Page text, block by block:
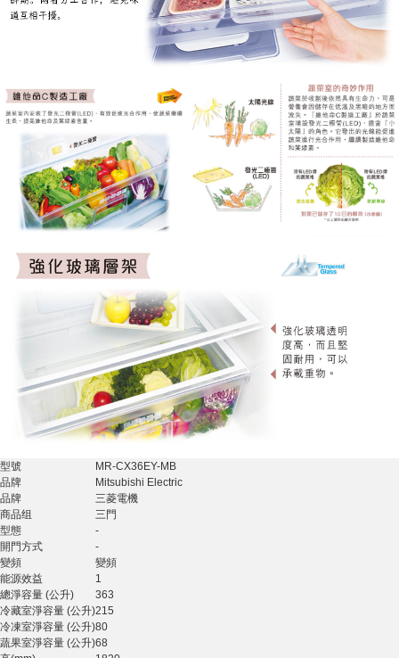
型號
MR-CX36EY-MB
品牌
Mitsubishi Electric
品牌
三菱電機
商品组
三門
型態
-
開門方式
-
變頻
變頻
能源效益
1
總淨容量 (公升)
363
冷藏室淨容量 (公升)215
冷凍室淨容量 (公升)80
蔬果室淨容量 (公升)68